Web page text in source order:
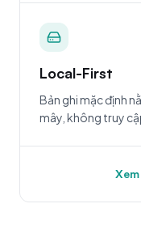
Local-First
Bản ghi mặc định
mây, không truy